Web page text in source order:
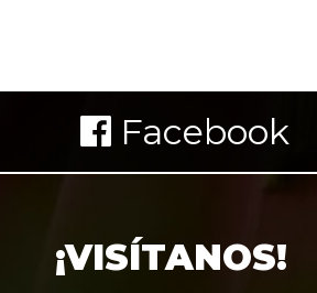
Facebook
¡VISÍTANOS!